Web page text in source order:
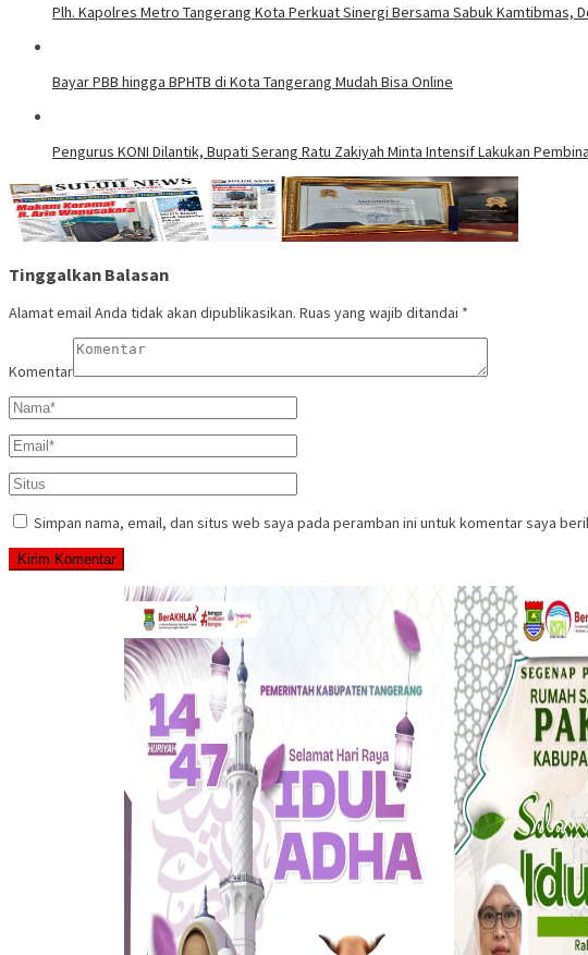
Plh. Kapolres Metro Tangerang Kota Perkuat Sinergi Bersama Sabuk Kamtibmas,
Bayar PBB hingga BPHTB di Kota Tangerang Mudah Bisa Online
Pengurus KONI Dilantik, Bupati Serang Ratu Zakiyah Minta Intensif Lakukan
Tinggalkan Balasan
Alamat email Anda tidak akan dipublikasikan. Ruas yang wajib ditandai *
Komentar
Simpan nama, email, dan situs web saya pada peramban ini untuk komentar saya